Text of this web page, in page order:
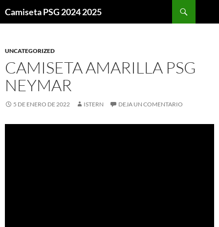
Camiseta PSG 2024 2025
UNCATEGORIZED
CAMISETA AMARILLA PSG
NEYMAR
5 DE ENERO DE 2022 ISTERN DEJA UN COMENTARIO